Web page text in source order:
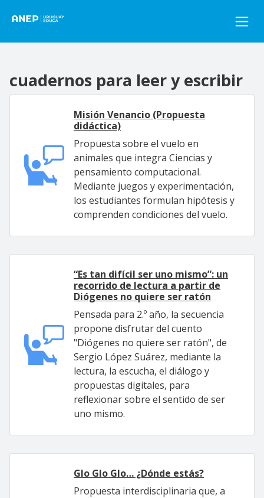
cuadernos para leer y escribir
Misión Venancio (Propuesta
didáctica)
Propuesta sobre el vuelo en
animales que integra Ciencias y
pensamiento computacional.
Mediante juegos y experimentación,
los estudiantes formulan hipótesis y
comprenden condiciones del vuelo.
“Es tan difícil ser uno mismo”: un
recorrido de lectura a partir de
Diógenes no quiere ser ratón
Pensada para 2.º año, la secuencia
propone disfrutar del cuento
"Diógenes no quiere ser ratón", de
Sergio López Suárez, mediante la
lectura, la escucha, el diálogo y
propuestas digitales, para
reflexionar sobre el sentido de ser
uno mismo.
Glo Glo Glo… ¿Dónde estás?
Propuesta interdisciplinaria que, a